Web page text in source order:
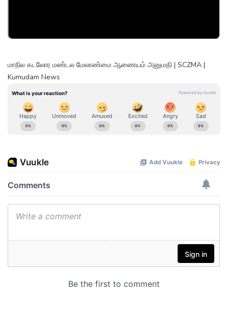
மாநில கடலோர மண்டல மேலாண்மை ஆணையம் அனுமதி | SCZMA |
Kumudam News